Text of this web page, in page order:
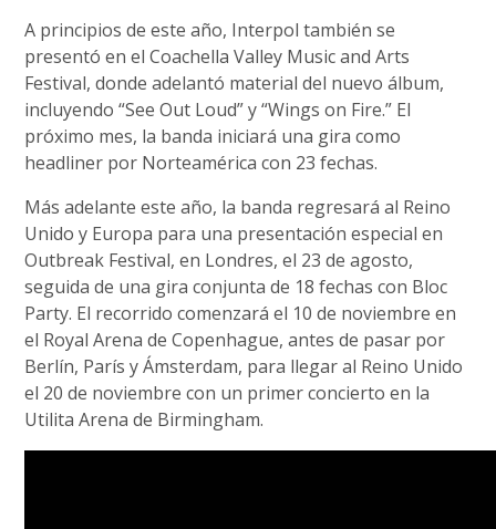
A principios de este año, Interpol también se
presentó en el Coachella Valley Music and Arts
Festival, donde adelantó material del nuevo álbum,
incluyendo “See Out Loud” y “Wings on Fire.” El
próximo mes, la banda iniciará una gira como
headliner por Norteamérica con 23 fechas.
Más adelante este año, la banda regresará al Reino
Unido y Europa para una presentación especial en
Outbreak Festival, en Londres, el 23 de agosto,
seguida de una gira conjunta de 18 fechas con Bloc
Party. El recorrido comenzará el 10 de noviembre en
el Royal Arena de Copenhague, antes de pasar por
Berlín, París y Ámsterdam, para llegar al Reino Unido
el 20 de noviembre con un primer concierto en la
Utilita Arena de Birmingham.